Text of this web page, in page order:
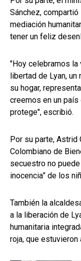
Sánchez,
mediación
tener un feliz
"Hoy celebramos la
libertad de Lyan,
su hogar,
creemos en un
protege", escribió.
Por su parte,
Colombiano de
secuestro no
inocencia” de los
También la
a la liberación de
humanitaria
roja, que